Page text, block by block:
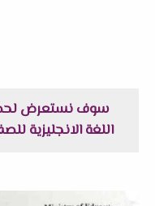
سوف نستعرض
اللغة الانجليزية للصف